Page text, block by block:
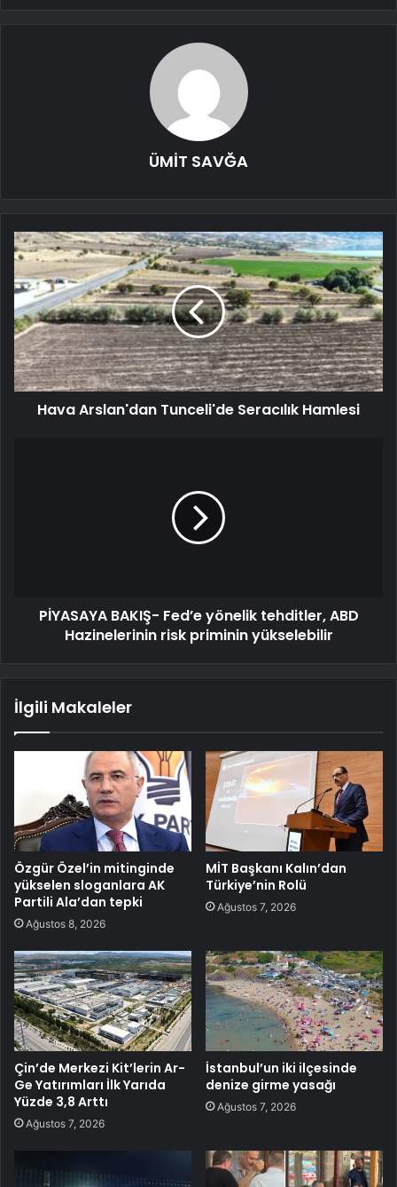
ÜMİT SAVĞA
Hava Arslan'dan Tunceli'de Seracılık Hamlesi
PİYASAYA BAKIŞ- Fed’e yönelik tehditler, ABD
Hazinelerinin risk priminin yükselebilir
İlgili Makaleler
Özgür Özel’in mitinginde
yükselen sloganlara AK
Partili Ala’dan tepki
Ağustos 8, 2026
MİT Başkanı Kalın’dan
Türkiye’nin Rolü
Ağustos 7, 2026
Çin’de Merkezi Kit’lerin Ar-
Ge Yatırımları İlk Yarıda
Yüzde 3,8 Arttı
Ağustos 7, 2026
İstanbul’un iki ilçesinde
denize girme yasağı
Ağustos 7, 2026